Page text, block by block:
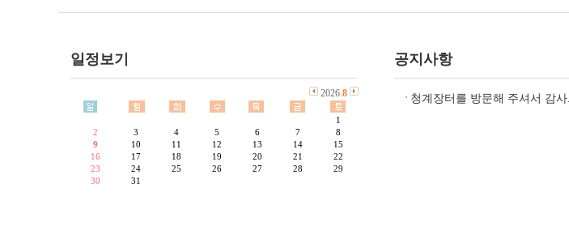
일정보기
2026.8
1
2
3 4 5 6 7
8
9
10 11 12 13 14
15
16
17 18 19 20 21
22
23
24 25 26 27 28
29
30
31
공지사항
청계장터를 방문해 주셔서 감사..